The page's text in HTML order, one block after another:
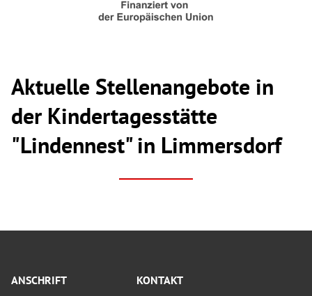
Aktuelle Stellenangebote in
der Kindertagesstätte
"Lindennest" in Limmersdorf
ANSCHRIFT
KONTAKT